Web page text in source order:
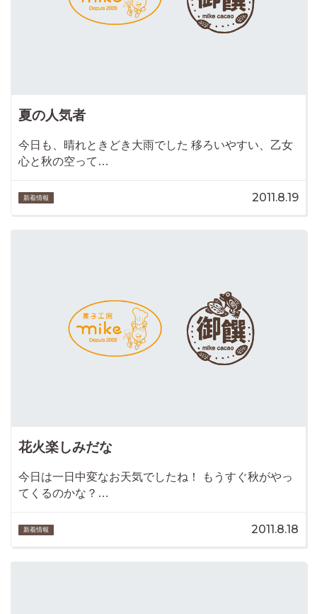
夏の人気者
今日も、晴れときどき大雨でした 移ろいやすい、乙女
心と秋の空って…
新着情報 2011.8.19
花火楽しみだな
今日は一日中変なお天気でしたね！ もうすぐ秋がやっ
てくるのかな？…
新着情報 2011.8.18